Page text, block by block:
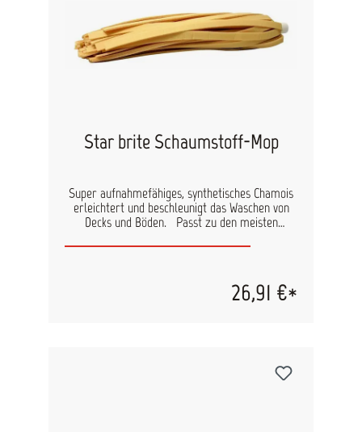
Star brite Schaumstoff-Mop
Super aufnahmefähiges, synthetisches Chamois
erleichtert und beschleunigt das Waschen von
Decks und Böden. Passt zu den meisten
Qualität.
26,91 €*